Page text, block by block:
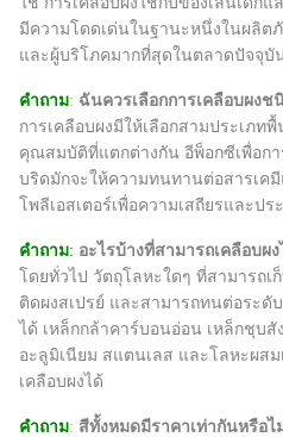
มีความโดดเด่นในฐานะหนึ่งในผลิ
และผู้บริโภคมากที่สุดในตลาดปัจจุบั
คำถาม: ฉันควรเลือกการเคลือบผงช
การเคลือบผงมีให้เลือกสามประเภท
คุณสมบัติที่แตกต่างกัน อีพ็อกซีเพื่อก
บริดมักจะให้ความทนทานต่อสารเค
โพลีเอสเตอร์เพื่อความเสถียรและป
คำถาม: อะไรบ้างที่สามารถเคลือบผง
โดยทั่วไป วัตถุโลหะใดๆ ที่สามารถเ
ติดผงสเปรย์ และสามารถทนต่อระดั
ได้ เหล็กกล้าคาร์บอนอ่อน เหล็กชุบ
อะลูมิเนียม สแตนเลส และโลหะผส
เคลือบผงได้
คำถาม: สีทั้งหมดมีราคาเท่ากันหรือไ